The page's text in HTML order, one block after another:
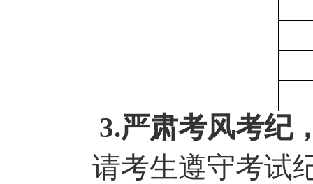
3.严肃考风考纪
请考生遵守考试